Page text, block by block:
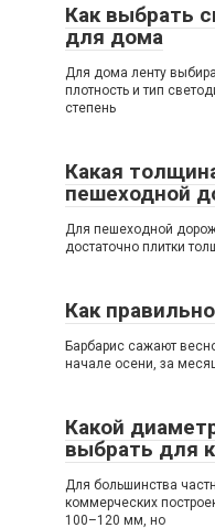
Как выбрать
для дома
Для дома ленту
плотность и тип
степень
Какая
пешеходной
Для пешеходной
достаточно плитки
Как
Барбарис сажают
начале осени, за
Какой
выбрать для
Для большинства
коммерческих
100–120 мм, но